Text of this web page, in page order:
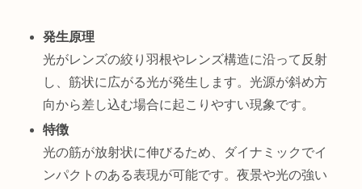
発生原理
光がレンズの絞り羽根やレンズ構造に沿って反射
し、筋状に広がる光が発生します。光源が斜め方
向から差し込む場合に起こりやすい現象です。
特徴
光の筋が放射状に伸びるため、ダイナミックでイ
ンパクトのある表現が可能です。夜景や光の強い